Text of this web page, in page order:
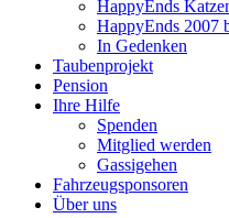
HappyEnds
HappyEnds 2007
In Gedenken
Taubenprojekt
Pension
Ihre Hilfe
Spenden
Mitglied werden
Gassigehen
Fahrzeugsponsoren
Über uns